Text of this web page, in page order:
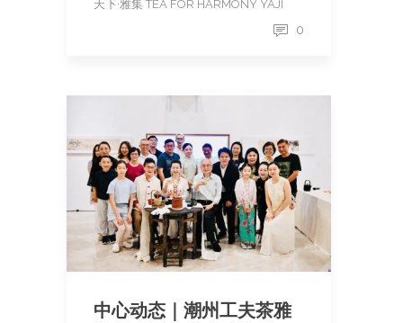
天下·雅集 TEA FOR HARMONY YAJI
0
中心动态｜潮州工夫茶雅